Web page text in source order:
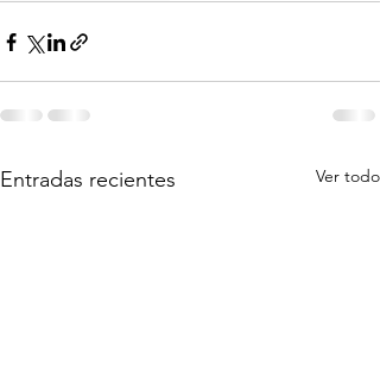
Entradas recientes Ver todo